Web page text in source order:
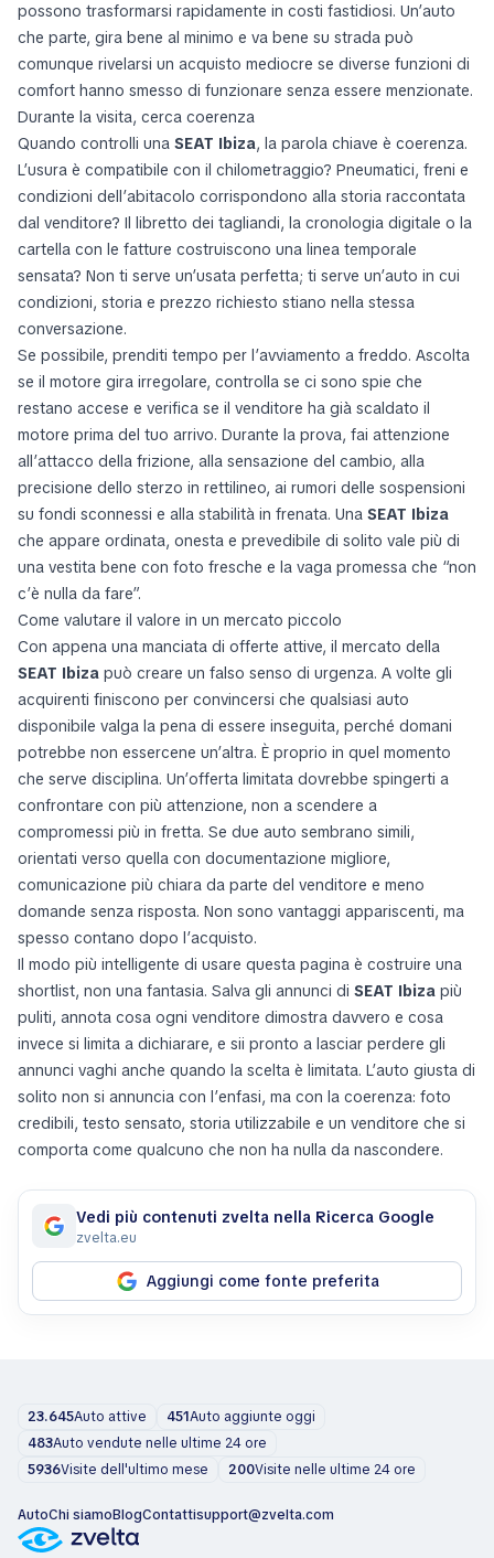
possono trasformarsi rapidamente in costi fastidiosi. Un’auto
che parte, gira bene al minimo e va bene su strada può
comunque rivelarsi un acquisto mediocre se diverse funzioni di
comfort hanno smesso di funzionare senza essere menzionate.
Durante la visita, cerca coerenza
Quando controlli una SEAT Ibiza, la parola chiave è coerenza.
L’usura è compatibile con il chilometraggio? Pneumatici, freni e
condizioni dell’abitacolo corrispondono alla storia raccontata
dal venditore? Il libretto dei tagliandi, la cronologia digitale o la
cartella con le fatture costruiscono una linea temporale
sensata? Non ti serve un’usata perfetta; ti serve un’auto in cui
condizioni, storia e prezzo richiesto stiano nella stessa
conversazione.
Se possibile, prenditi tempo per l’avviamento a freddo. Ascolta
se il motore gira irregolare, controlla se ci sono spie che
restano accese e verifica se il venditore ha già scaldato il
motore prima del tuo arrivo. Durante la prova, fai attenzione
all’attacco della frizione, alla sensazione del cambio, alla
precisione dello sterzo in rettilineo, ai rumori delle sospensioni
su fondi sconnessi e alla stabilità in frenata. Una SEAT Ibiza
che appare ordinata, onesta e prevedibile di solito vale più di
una vestita bene con foto fresche e la vaga promessa che “non
c’è nulla da fare”.
Come valutare il valore in un mercato piccolo
Con appena una manciata di offerte attive, il mercato della
SEAT Ibiza può creare un falso senso di urgenza. A volte gli
acquirenti finiscono per convincersi che qualsiasi auto
disponibile valga la pena di essere inseguita, perché domani
potrebbe non essercene un’altra. È proprio in quel momento
che serve disciplina. Un’offerta limitata dovrebbe spingerti a
confrontare con più attenzione, non a scendere a
compromessi più in fretta. Se due auto sembrano simili,
orientati verso quella con documentazione migliore,
comunicazione più chiara da parte del venditore e meno
domande senza risposta. Non sono vantaggi appariscenti, ma
spesso contano dopo l’acquisto.
Il modo più intelligente di usare questa pagina è costruire una
shortlist, non una fantasia. Salva gli annunci di SEAT Ibiza più
puliti, annota cosa ogni venditore dimostra davvero e cosa
invece si limita a dichiarare, e sii pronto a lasciar perdere gli
annunci vaghi anche quando la scelta è limitata. L’auto giusta di
solito non si annuncia con l’enfasi, ma con la coerenza: foto
credibili, testo sensato, storia utilizzabile e un venditore che si
comporta come qualcuno che non ha nulla da nascondere.
Vedi più contenuti zvelta nella Ricerca Google
zvelta.eu
Aggiungi come fonte preferita
23.645Auto attive 451Auto aggiunte oggi
483Auto vendute nelle ultime 24 ore
5936Visite dell'ultimo mese 200Visite nelle ultime 24 ore
AutoChi siamoBlogContattisupport@zvelta.com